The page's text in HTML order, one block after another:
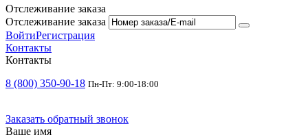
Отслеживание заказа
Отслеживание заказа
ВойтиРегистрация
Контакты
Контакты
8 (800) 350-90-18 Пн-Пт: 9:00-18:00
Заказать обратный звонок
Ваше имя